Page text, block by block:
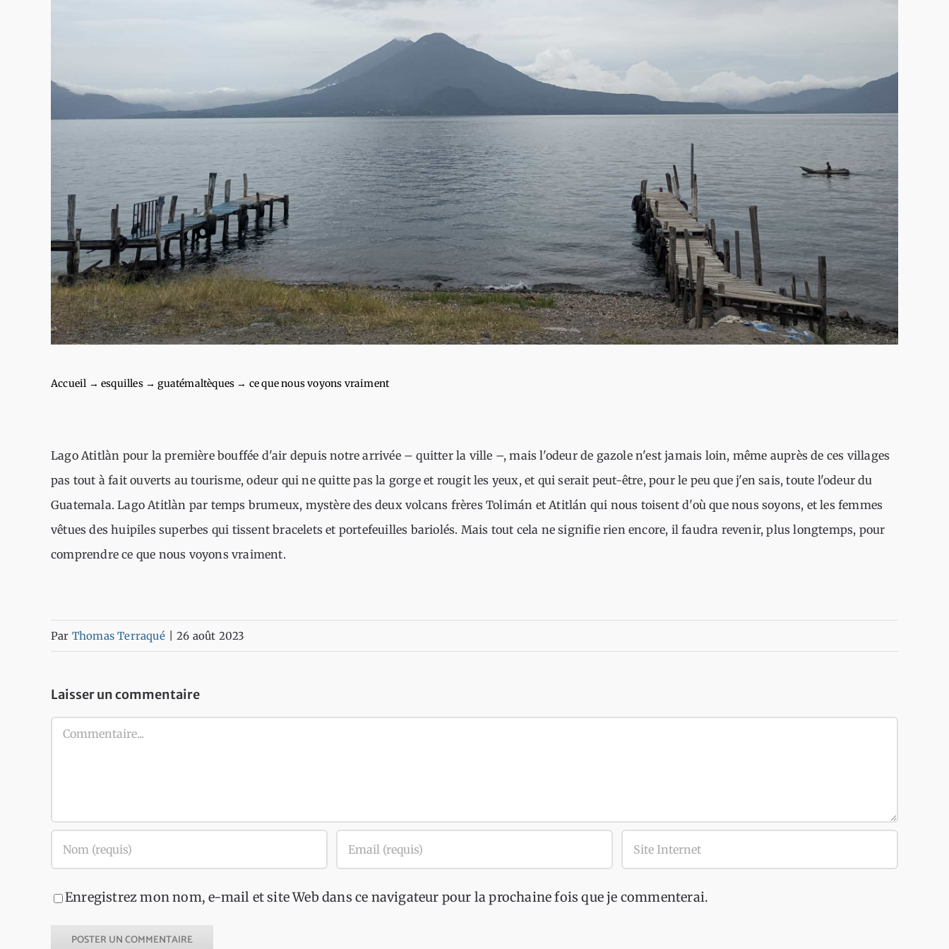
Accueil → esquilles→guatémaltèques → ce que nous voyons vraiment
Lago Atitlàn pour la première bouffée d'air depuis notre arrivée – quitter la ville –, mais l'odeur de gazole n'est jamais loin, même auprès de ces villages
pas tout à fait ouverts au tourisme, odeur qui ne quitte pas la gorge et rougit les yeux, et qui serait peut-être, pour le peu que j'en sais, toute l'odeur du
Guatemala. Lago Atitlàn par temps brumeux, mystère des deux volcans frères Tolimán et Atitlán qui nous toisent d'où que nous soyons, et les femmes
vêtues des huipiles superbes qui tissent bracelets et portefeuilles bariolés. Mais tout cela ne signifie rien encore, il faudra revenir, plus longtemps, pour
comprendre ce que nous voyons vraiment.
Par Thomas Terraqué 26 août 2023
Laisser un commentaire
Commentaire
Enregistrez mon nom, e-mail et site Web dans ce navigateur pour la prochaine fois que je commenterai.